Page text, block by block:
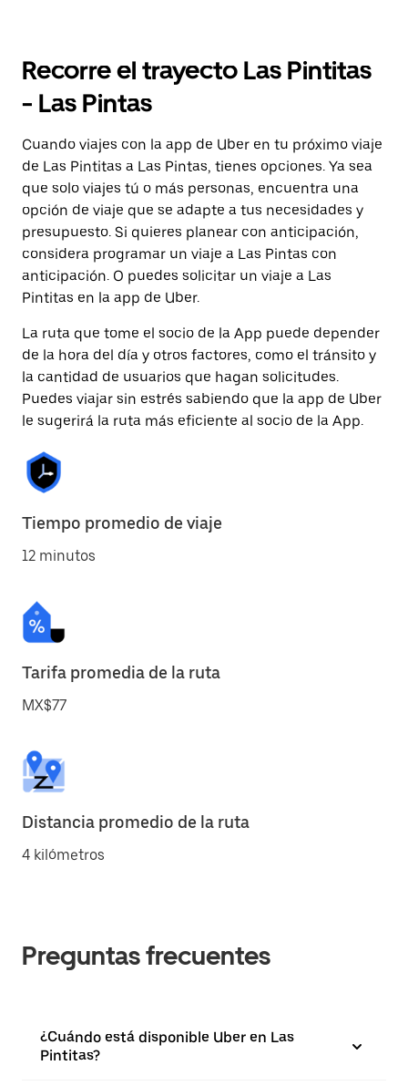
Recorre el trayecto Las Pintitas
- Las Pintas
Cuando viajes con la app de Uber en tu próximo viaje
de Las Pintitas a Las Pintas, tienes opciones. Ya sea
que solo viajes tú o más personas, encuentra una
opción de viaje que se adapte a tus necesidades y
presupuesto. Si quieres planear con anticipación,
considera programar un viaje a Las Pintas con
anticipación. O puedes solicitar un viaje a Las
Pintitas en la app de Uber.
La ruta que tome el socio de la App puede depender
de la hora del día y otros factores, como el tránsito y
la cantidad de usuarios que hagan solicitudes.
Puedes viajar sin estrés sabiendo que la app de Uber
le sugerirá la ruta más eficiente al socio de la App.
Tiempo promedio de viaje
12 minutos
Tarifa promedia de la ruta
MX$77
Distancia promedio de la ruta
4 kilómetros
Preguntas frecuentes
¿Cuándo está disponible Uber en Las
Pintitas?